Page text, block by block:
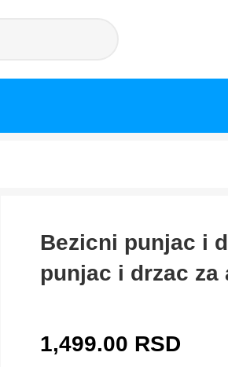
Bezicni punjac i
punjac i drzac za
1,499.00 RSD